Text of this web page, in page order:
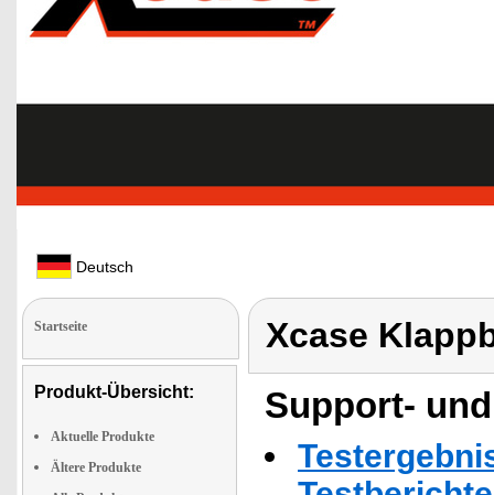
Deutsch
Startseite
Produkt-Übersicht:
Aktuelle Produkte
Ältere Produkte
Xcase
Support-